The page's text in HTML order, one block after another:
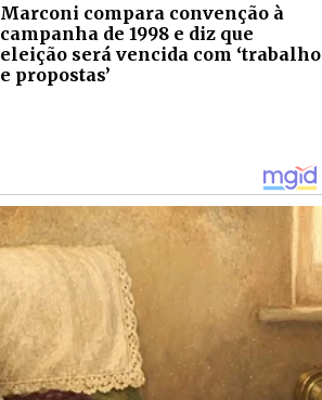
Marconi compara convenção à
campanha de 1998 e diz que
eleição será vencida com ‘trabalho
e propostas’